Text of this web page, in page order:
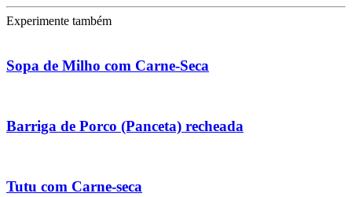
Experimente também
Sopa de Milho com Carne-Seca
Barriga de Porco (Panceta) recheada
Tutu com Carne-seca